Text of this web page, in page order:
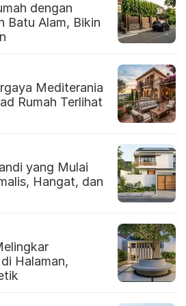
dengan
Batu Alam, Bikin
Mediterania
Rumah Terlihat
yang Mulai
Hangat, dan
Halaman,